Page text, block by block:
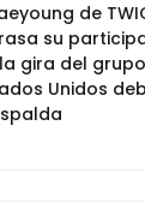
de
su
gira del
Unidos